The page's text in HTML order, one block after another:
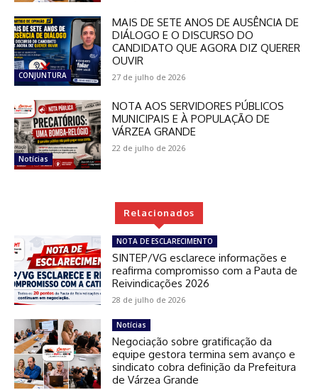
CONJUNTURA
MAIS DE SETE ANOS DE AUSÊNCIA DE
DIÁLOGO E O DISCURSO DO
CANDIDATO QUE AGORA DIZ QUERER
OUVIR
27 de julho de 2026
Notícias
NOTA AOS SERVIDORES PÚBLICOS
MUNICIPAIS E À POPULAÇÃO DE
VÁRZEA GRANDE
22 de julho de 2026
Relacionados
NOTA DE ESCLARECIMENTO
SINTEP/VG esclarece informações e
reafirma compromisso com a Pauta de
Reivindicações 2026
28 de julho de 2026
Notícias
Negociação sobre gratificação da
equipe gestora termina sem avanço e
sindicato cobra definição da Prefeitura
de Várzea Grande